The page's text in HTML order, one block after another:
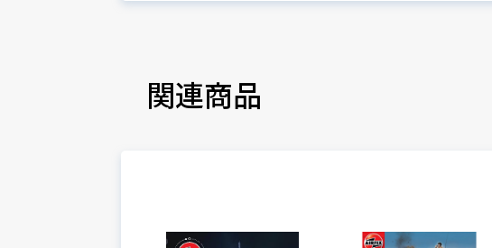
関連商品